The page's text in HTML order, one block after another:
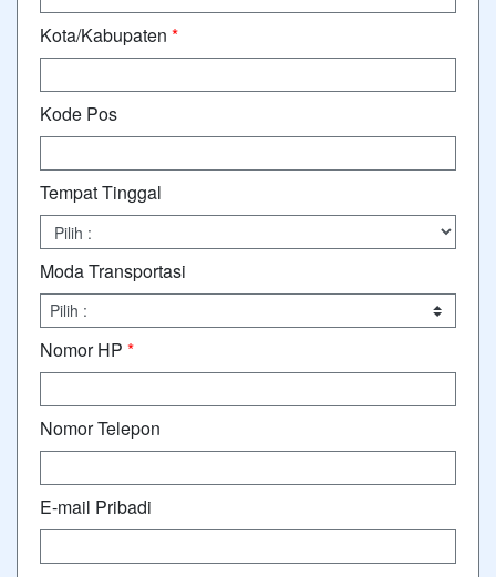
Kota/Kabupaten *
Kode Pos
Tempat Tinggal
Moda Transportasi
Nomor HP *
Nomor Telepon
E-mail Pribadi